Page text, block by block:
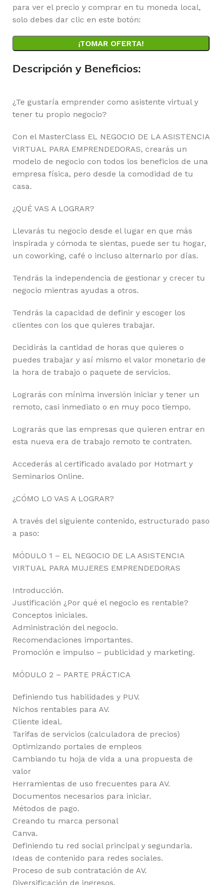
para ver el precio y comprar en tu moneda local,
solo debes dar clic en este botón:
¡TOMAR OFERTA!
Descripción y Beneficios:
¿Te gustaría emprender como asistente virtual y
tener tu propio negocio?
Con el MasterClass EL NEGOCIO DE LA ASISTENCIA
VIRTUAL PARA EMPRENDEDORAS, crearás un
modelo de negocio con todos los beneficios de una
empresa física, pero desde la comodidad de tu
casa.
¿QUÉ VAS A LOGRAR?
Llevarás tu negocio desde el lugar en que más
inspirada y cómoda te sientas, puede ser tu hogar,
un coworking, café o incluso alternarlo por días.
Tendrás la independencia de gestionar y crecer tu
negocio mientras ayudas a otros.
Tendrás la capacidad de definir y escoger los
clientes con los que quieres trabajar.
Decidirás la cantidad de horas que quieres o
puedes trabajar y así mismo el valor monetario de
la hora de trabajo o paquete de servicios.
Lograrás con mínima inversión iniciar y tener un
remoto, casi inmediato o en muy poco tiempo.
Lograrás que las empresas que quieren entrar en
esta nueva era de trabajo remoto te contraten.
Accederás al certificado avalado por Hotmart y
Seminarios Online.
¿CÓMO LO VAS A LOGRAR?
A través del siguiente contenido, estructurado paso
a paso:
MÓDULO 1 – EL NEGOCIO DE LA ASISTENCIA
VIRTUAL PARA MUJERES EMPRENDEDORAS
Introducción.
Justificación ¿Por qué el negocio es rentable?
Conceptos iniciales.
Administración del negocio.
Recomendaciones importantes.
Promoción e impulso – publicidad y marketing.
MÓDULO 2 – PARTE PRÁCTICA
Definiendo tus habilidades y PUV.
Nichos rentables para AV.
Cliente ideal.
Tarifas de servicios (calculadora de precios)
Optimizando portales de empleos
Cambiando tu hoja de vida a una propuesta de
valor
Herramientas de uso frecuentes para AV.
Documentos necesarios para iniciar.
Métodos de pago.
Creando tu marca personal
Canva.
Definiendo tu red social principal y segundaria.
Ideas de contenido para redes sociales.
Proceso de sub contratación de AV.
Diversificación de ingresos.